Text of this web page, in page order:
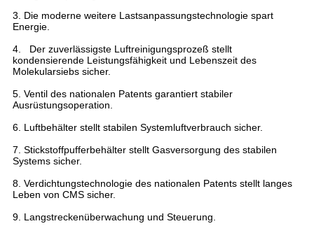
3. Die moderne weitere Lastsanpassungstechnologie spart
Energie.
4. Der zuverlässigste Luftreinigungsprozeß stellt
kondensierende Leistungsfähigkeit und Lebenszeit des
Molekularsiebs sicher.
5. Ventil des nationalen Patents garantiert stabiler
Ausrüstungsoperation.
6. Luftbehälter stellt stabilen Systemluftverbrauch sicher.
7. Stickstoffpufferbehälter stellt Gasversorgung des stabilen
Systems sicher.
8. Verdichtungstechnologie des nationalen Patents stellt langes
Leben von CMS sicher.
9. Langstreckenüberwachung und Steuerung.